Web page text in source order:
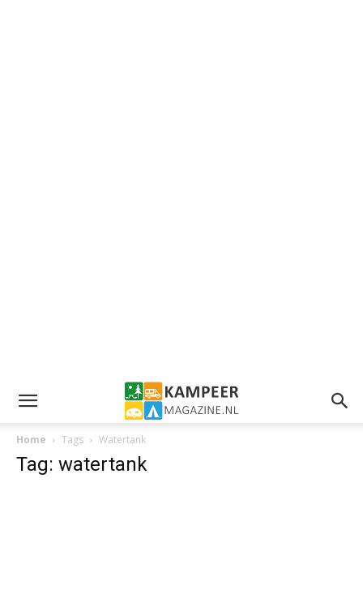
Home Tags Watertank
Tag: watertank